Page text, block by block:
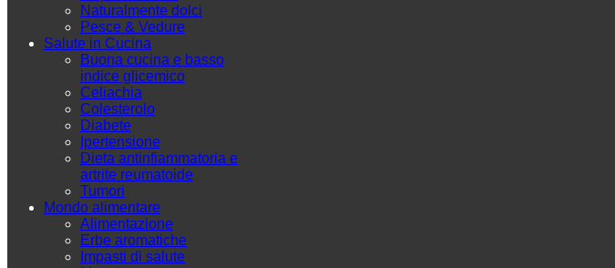
Naturalmente dolci
Pesce & Vedure
Salute in Cucina
Buona cucina e basso
indice glicemico
Celiachia
Colesterolo
Diabete
Ipertensione
Dieta antinfiammatoria e
artrite reumatoide
Tumori
Mondo alimentare
Alimentazione
Erbe aromatiche
Impasti di salute